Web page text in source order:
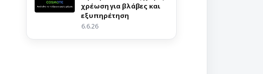
χρέωση για βλάβες και
εξυπηρέτηση
6.6.26